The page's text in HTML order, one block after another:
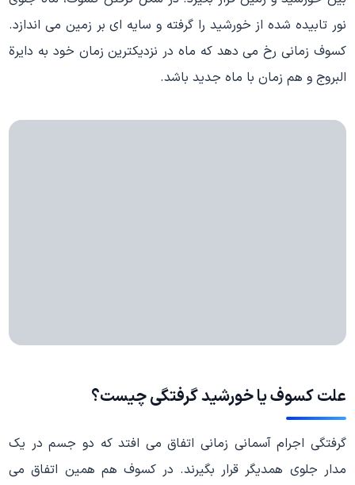
نور تابیده شده از خورشید را گرفته و سایه ای بر زمین می اندازد.
کسوف زمانی رخ می دهد که ماه در نزدیکترین زمان خود به دایرة
البروج و هم زمان با ماه جدید باشد.
علت کسوف یا خورشید گرفتگی چیست؟
گرفتگی اجرام آسمانی زمانی اتفاق می افتد که دو جسم در یک
مدار جلوی همدیگر قرار بگیرند. در کسوف هم همین اتفاق می